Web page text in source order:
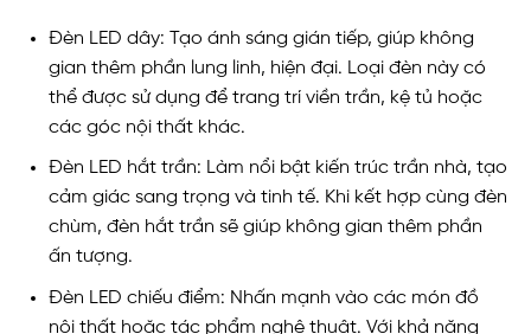
Đèn LED dây: Tạo ánh sáng gián tiếp, giúp không
gian thêm phần lung linh, hiện đại. Loại đèn này có
thể được sử dụng để trang trí viền trần, kệ tủ hoặc
các góc nội thất khác.
Đèn LED hắt trần: Làm nổi bật kiến trúc trần nhà, tạo
cảm giác sang trọng và tinh tế. Khi kết hợp cùng đèn
chùm, đèn hắt trần sẽ giúp không gian thêm phần
ấn tượng.
Đèn LED chiếu điểm: Nhấn mạnh vào các món đồ
nội thất hoặc tác phẩm nghệ thuật. Với khả năng